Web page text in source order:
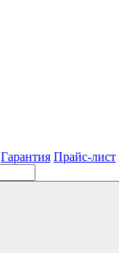
Гарантия Прайс-лист